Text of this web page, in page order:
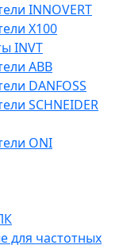
INNOVERT
Х100
INVT
ABB
DANFOSS
SCHNEIDER
ONI
для частотных